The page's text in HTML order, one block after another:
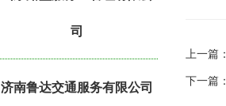
司
济南鲁达交通服务有限公司
上一篇：
下一篇：